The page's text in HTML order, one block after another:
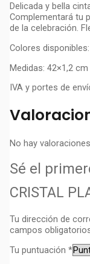
Delicada y bella
Complementará tu
de la celebración.
Colores
Medidas: 42×1,2 cm
IVA y portes de
No hay valoraciones
Sé el
CRISTAL
Tu dirección de
campos
Tu puntuación *